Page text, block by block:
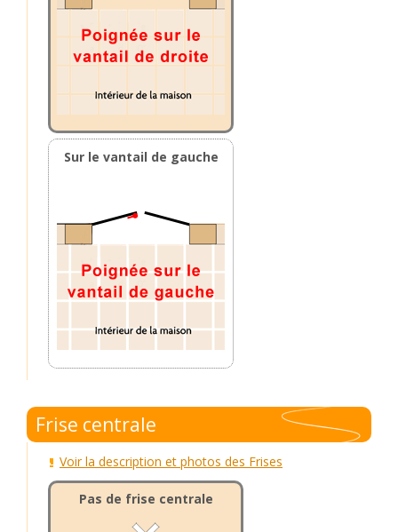
Sur le vantail de gauche
Frise centrale
Voir la description et photos des Frises
Pas de frise centrale